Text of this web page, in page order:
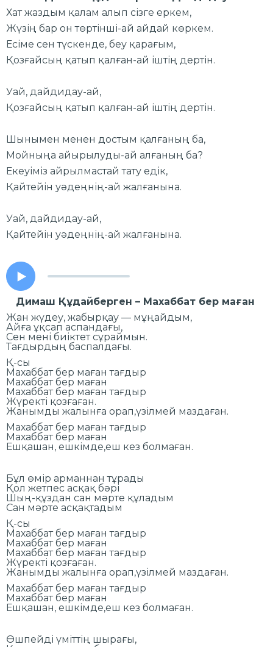
Хат жаздым қалам алып сізге еркем,
Жүзің бар он төртінші-ай айдай көркем.
Есіме сен түскенде, беу қарағым,
Қозғайсың қатып қалған-ай іштің дертін.
Уай, дайдидау-ай,
Қозғайсың қатып қалған-ай іштің дертін.
Шынымен менен достым қалғаның ба,
Мойныңа айырылуды-ай алғаның ба?
Екеуіміз айрылмастай тату едік,
Қайтейін уәдеңнің-ай жалғанына.
Уай, дайдидау-ай,
Қайтейін уәдеңнің-ай жалғанына.
Димаш Құдайберген – Махаббат бер маған
Жан жүдеу, жабырқау — мұңайдым,
Айға ұқсап аспандағы,
Сен мені биіктет сұраймын.
Тағдырдың баспалдағы.
Қ-сы
Махаббат бер маған тағдыр
Махаббат бер маған
Махаббат бер маған тағдыр
Жүректі қозғаған.
Жанымды жалынға орап,үзілмей маздаған.
Махаббат бер маған тағдыр
Махаббат бер маған
Ешқашан, ешкімде,еш кез болмаған.
Бұл өмір арманнан тұрады
Қол жетпес асқақ бәрі
Шың-құздан сан мәрте құладым
Сан мәрте асқақтадым
Қ-сы
Махаббат бер маған тағдыр
Махаббат бер маған
Махаббат бер маған тағдыр
Жүректі қозғаған.
Жанымды жалынға орап,үзілмей маздаған.
Махаббат бер маған тағдыр
Махаббат бер маған
Ешқашан, ешкімде,еш кез болмаған.
Өшпейді үміттің шырағы,